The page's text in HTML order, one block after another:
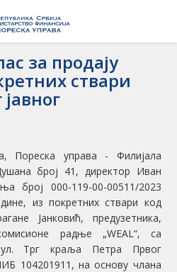
за продају
ствари
Пореска управа - Филијала
број 41, директор Иван
број 000-119-00-00511/2023
из покретних ствари код
Јанковић, предузетника,
радње „WEAL“, са
Трг краља Петра Првог
104201911, на основу члана